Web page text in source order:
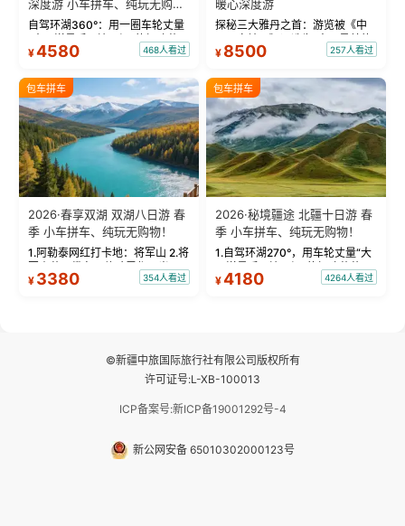
深度游 小车拼车、纯玩无购
物！
自驾环湖360°：用一圈车轮丈量
“大西洋最后一滴眼泪”的极致蔚
蓝。 赛湖旅拍：甄选多款风格服
绝美瞬间。 赛湖坦克300跟车视
频：专业摄影师...
¥4580 468人看过
暖心深度游
探秘三大雅丹之首：游览被《中
国国家地理》评选为“中国最美的
三大雅丹”第一名的克拉玛依魔鬼
瓦人最大村落——禾木村，欣赏
晨雾与小木...
¥ 8500 257人看过
包车拼车
2026·春享双湖 双湖八日游 春
季 小车拼车、纯玩无购物！
1.阿勒泰网红打卡地：将军山 2.将
军山落日缆车，体验雪都风光 3.
将军山，夕阳派对，蹦迪party 4.
¥ 3380 354人看过
包车拼车
2026·秘境疆途 北疆十日游 春
季 小车拼车、纯玩无购物！
1.自驾环湖270°，用车轮丈量“大
西洋最后一滴眼泪”的极致蔚蓝，
让雪山、花海与深邃湖水在转弯
¥4180 4264人看过
©新疆中旅国际旅行社有限公司版权所有
许可证号:L-XB-100013
ICP备案号:新ICP备19001292号-4
新公网安备 65010302000123号